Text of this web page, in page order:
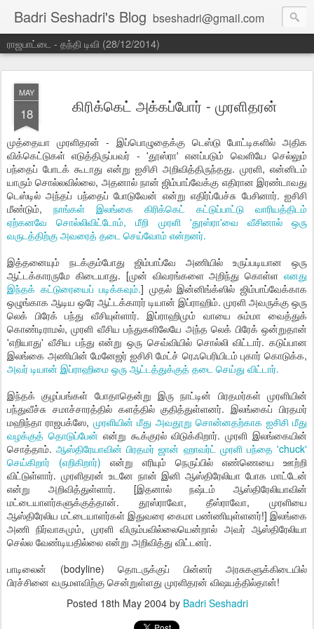
Badri Seshadri's Blog bseshadri@gmail.com
ராஜபாட்டை - தந்தி டிவி (28/12/2014)
MAY
18 கிரிக்கெட் அக்கப்போர் - முரளிதரன்
முத்தையா முரளிதரன் - இப்பொழுதைக்கு டெஸ்டு போட்டிகளில் அதிக
விக்கெட்டுகள் எடுத்திருப்பவர் - 'தூஸ்ரா' எனப்படும் வெளியே செல்லும்
பந்தைப் போடக் கூடாது என்று ஐசிசி அறிவித்திருந்தது. முரளி, என்னிடம்
யாரும் சொல்லவில்லை, அதனால் நான் ஜிம்பாப்வேக்கு எதிரான இரண்டாவது
டெஸ்டில் அந்தப் பந்தைப் போடுவேன் என்று எதிர்ப்பேச்சு பேசினார். ஐசிசி
மீண்டும், நாங்கள் இலங்கை கிரிக்கெட் கட்டுப்பாட்டு வாரியத்திடம்
ஏற்கனவே சொல்லிவிட்டோம், மீறி முரளி 'தூஸ்ரா'வை வீசினால் ஒரு
வருடத்திற்கு அவரைத் தடை செய்வோம் என்றனர்.
இத்தனையும் நடக்கும்போது ஜிம்பாப்வே அணியில் உருப்படியான ஒரு
ஆட்டக்காரருமே கிடையாது. [முன் விவரங்களை அறிந்து கொள்ள எனது
இந்தக் கட்டுரையைப் படிக்கவும்.] முதல் இன்னிங்க்ஸில் ஜிம்பாப்வேக்காக
ஒழுங்காக ஆடிய ஒரே ஆட்டக்காரர் டியான் இப்ராஹிம். முரளி அவருக்கு ஒரு
லெக் பிரேக் பந்து வீசியுள்ளார். இப்ராஹிமும் வாயை சும்மா வைத்துக்
கொண்டிராமல், முரளி வீசிய பந்துகளிலேயே அந்த லெக் பிரேக் ஒன்றுதான்
'எறியாது' வீசிய பந்து என்று ஒரு செவ்வியில் சொல்லி விட்டார். கடுப்பான
இலங்கை அணியின் மேனேஜர் ஐசிசி மேட்ச் ரெஃபெரியிடம் புகார் கொடுக்க,
அவர் டியான் இப்ராஹிமை ஒரு ஆட்டத்துக்குத் தடை செய்து விட்டார்.
இந்தக் குழப்பங்கள் போதாதென்று இரு நாட்டின் பிரதமர்கள் முரளியின்
பந்துவீச்சு சமாச்சாரத்தில் களத்தில் குதித்துள்ளனர். இலங்கைப் பிரதமர்
மஹிந்தா ராஜபக்ஸே, முரளியின் மீது அவதூறு சொன்னதற்காக ஐசிசி மீது
வழக்குத் தொடுப்பேன் என்று கூக்குரல் விடுக்கிறார். முரளி இலங்கையின்
சொத்தாம்.ஆஸ்திரேயாவின் பிரதமர் ஜான் ஹாவர்ட் முரளி பந்தை 'chuck'
செய்கிறார் (எறிகிறார்) என்று எரியும் நெருப்பில் எண்ணெயை ஊற்றி
விட்டுள்ளார். முரளிதரன் உடனே நான் இனி ஆஸ்திரேலியா போக மாட்டேன்
என்று அறிவித்துள்ளார். [இதனால் நஷ்டம் ஆஸ்திரேலியாவின்
மட்டையாளர்களுக்குத்தான். தூஸ்ராவோ, தீஸ்ராவோ, முரளியை
ஆஸ்திரேலிய மட்டையாளர்கள் இதுவரை கைமா பண்ணியுள்ளனர்!] இலங்கை
அணி நிர்வாகமும், முரளி விரும்பவில்லையென்றால் அவர் ஆஸ்திரேலியா
செல்ல வேண்டியதில்லை என்று அறிவித்து விட்டனர்.
பாடிலைன் (bodyline) தொடருக்குப் பின்னர் அரசுகளுக்கிடையில்
பிரச்சினை வருமளவிற்கு சென்றுள்ளது முரளிதரன் விஷயத்தில்தான்!
Posted 18th May 2004by Badri Seshadri